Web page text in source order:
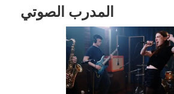
المدرب الصوتي